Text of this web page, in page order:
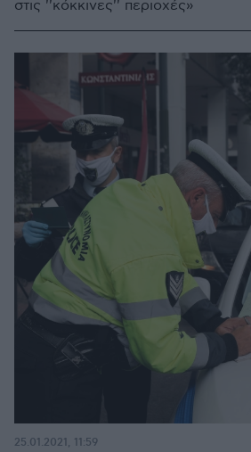
στις ''κόκκινες'' περιοχές»
25.01.2021, 11:59